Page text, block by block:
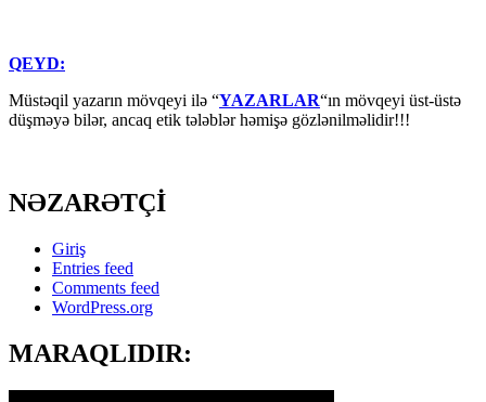
QEYD:
Müstəqil yazarın mövqeyi ilə “YAZARLAR“ın mövqeyi üst-üstə
düşməyə bilər, ancaq etik tələblər həmişə gözlənilməlidir!!!
NƏZARƏTÇİ
Giriş
Entries feed
Comments feed
WordPress.org
MARAQLIDIR: